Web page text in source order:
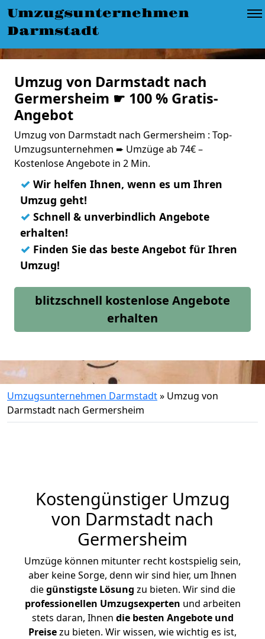
Umzugsunternehmen
Darmstadt
Umzug von Darmstadt nach
Germersheim ☛ 100 % Gratis-
Angebot
Umzug von Darmstadt nach Germersheim : Top-
Umzugsunternehmen ➨ Umzüge ab 74€ –
Kostenlose Angebote in 2 Min.
✓ Wir helfen Ihnen, wenn es um Ihren
Umzug geht!
✓ Schnell & unverbindlich Angebote
erhalten!
✓ Finden Sie das beste Angebot für Ihren
Umzug!
blitzschnell kostenlose Angebote
erhalten
Umzugsunternehmen Darmstadt» Umzug von
Darmstadt nach Germersheim
Kostengünstiger Umzug
von Darmstadt nach
Germersheim
Umzüge können mitunter recht kostspielig sein,
aber keine Sorge, denn wir sind hier, um Ihnen
diegünstigste Lösung zu bieten. Wir sind die
professionellen Umzugsexperten und arbeiten
stets daran, Ihnen die besten Angebote und
Preisezu bieten. Wir wissen, wie wichtig es ist,